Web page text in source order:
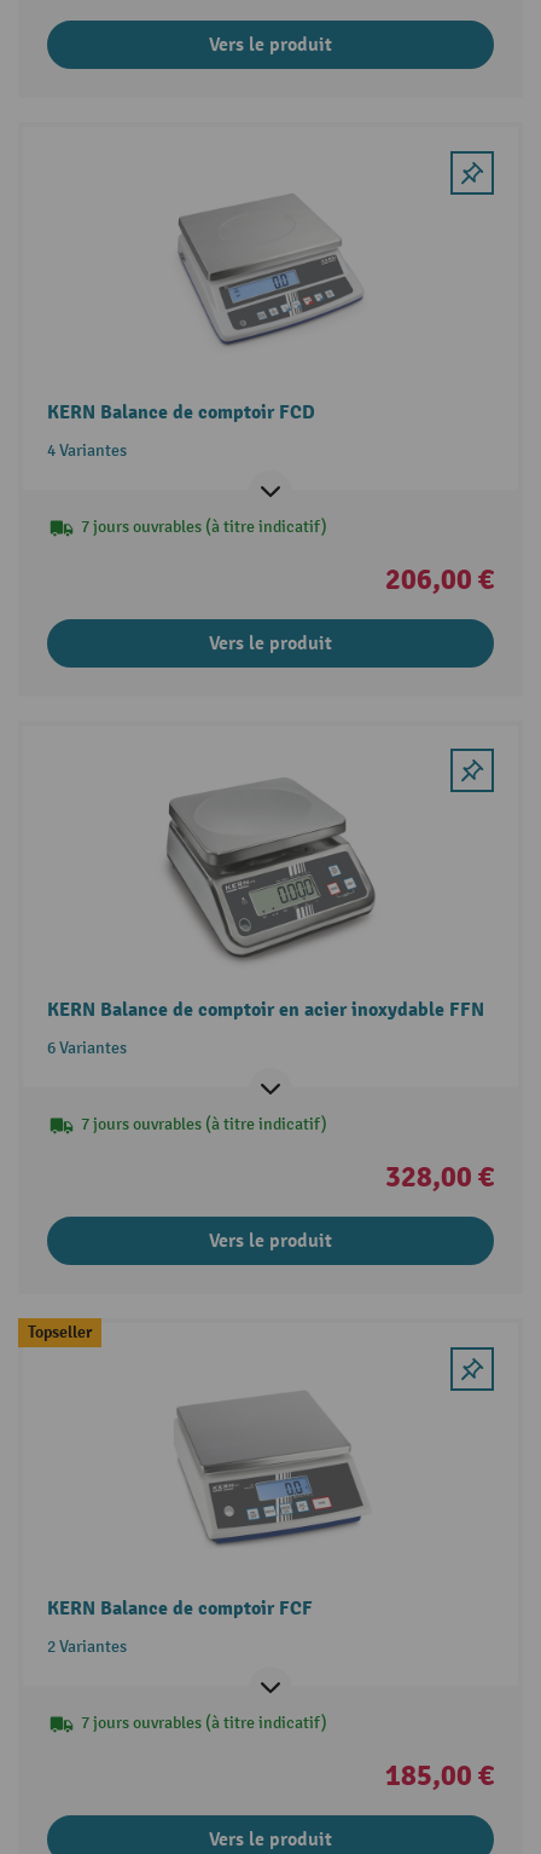
Vers le produit
KERN Balance de comptoir FCD
4 Variantes
7 jours ouvrables (à titre indicatif)
206,00 €
Vers le produit
KERN Balance de comptoir en acier inoxydable FFN
6 Variantes
7 jours ouvrables (à titre indicatif)
328,00 €
Vers le produit
Topseller
KERN Balance de comptoir FCF
2 Variantes
7 jours ouvrables (à titre indicatif)
185,00 €
Vers le produit